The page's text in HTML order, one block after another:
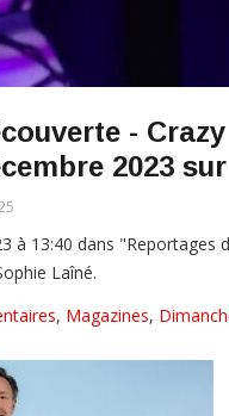
-
2023
à 13:40 dans "Reportages
Laîné.
, Magazines,